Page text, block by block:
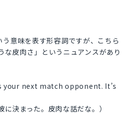
意味を表す形容詞ですが、こちら
な皮肉さ」というニュアンスがあり
your next match opponent. It’s
に決まった。皮肉な話だな。）